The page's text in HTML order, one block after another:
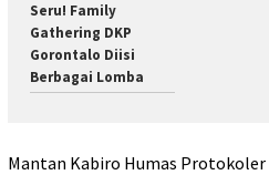
Seru! Family
Gathering DKP
Gorontalo Diisi
Berbagai Lomba
Mantan Kabiro Humas